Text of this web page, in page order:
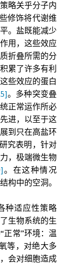
略关乎分子内
修饰将代谢维
。盐既能减少
用，这些效应
折叠所需的分
累了许多有利
些效应的蛋白
。多种突变叠
正常运作所必
进，以至于这
到只在高盐环
究表明，针对
，极端微生物
。在这种情况
构中的空洞。
适应性策略
生物系统的生
正常”环境：温
等，对绝大多
会对细胞造成